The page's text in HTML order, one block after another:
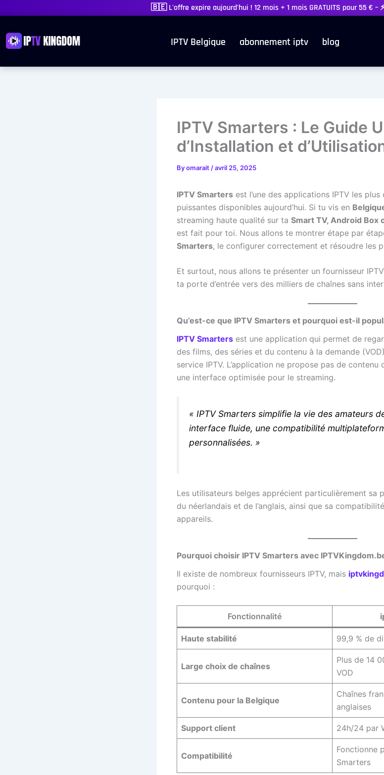
to
content
🇧🇪 L'offre expire aujourd'hui ! 12 mois + 1 mois GRATUITS pour 55 €
IPTV Belgique abonnement iptv blog
IPTV Smarters : Le Guide
d’Installation et
Byomarait /avril 25, 2025
IPTV Smarters est l’une des applications IPTV les
puissantes disponibles aujourd’hui. Si tu vis en
streaming haute qualité sur ta Smart TV, Android Box
est fait pour toi. Nous allons te montrer étape par
Smarters, le configurer correctement et résoudre les
Et surtout, nous allons te présenter un fournisseur
ta porte d’entrée vers des milliers de chaînes sans
Qu’est-ce que IPTV Smarters et pourquoi est-il
IPTV Smarters est une application qui permet de
des films, des séries et du contenu à la demande
service IPTV. L’application ne propose pas de
une interface optimisée pour le streaming.
« IPTV Smarters simplifie la vie des amateurs
interface fluide, une compatibilité
personnalisées. »
Les utilisateurs belges apprécient particulièrement sa
du néerlandais et de l’anglais, ainsi que sa
appareils.
Pourquoi choisir IPTV Smarters avec
Il existe de nombreux fournisseurs IPTV, mais
pourquoi :
Fonctionnalité
Haute stabilité 99,9 % de
Large choix de chaînes
Plus de 14
VOD
Contenu pour la Belgique
Chaînes
anglaises
Support client 24h/24 par
Compatibilité
Fonctionne
Smarters